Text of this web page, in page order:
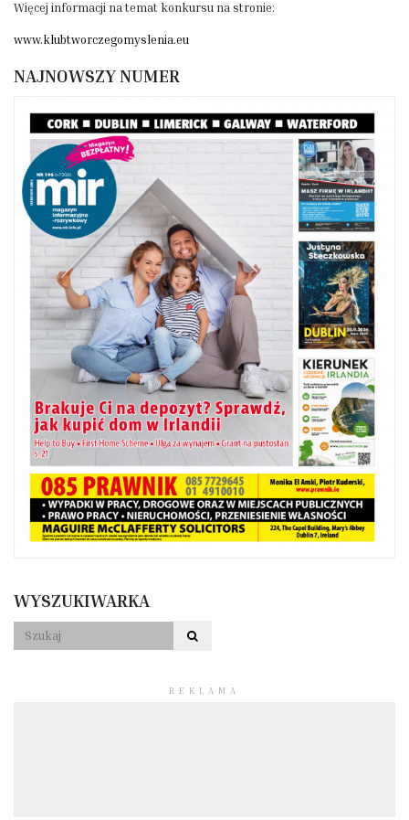
Więcej informacji na temat konkursu na stronie:
www.klubtworczegomyslenia.eu
NAJNOWSZY NUMER
WYSZUKIWARKA
REKLAMA